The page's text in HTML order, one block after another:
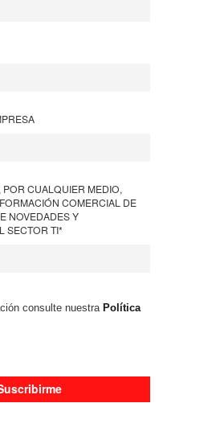
CUALQUIER MEDIO,
COMERCIAL DE
NOVEDADES Y
SECTOR TI*
consulte nuestraPolítica